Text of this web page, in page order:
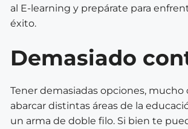
al E-learning y prepárate para
éxito.
Demasiado
Tener demasiadas opciones,
abarcar distintas áreas de la
un arma de doble filo. Si bien te